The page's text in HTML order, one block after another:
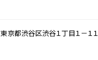
東京都渋谷区渋谷１丁目１－１１